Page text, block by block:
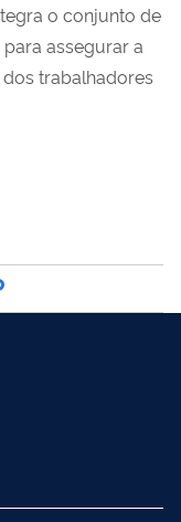
o conjunto de
assegurar a
trabalhadores
Facebook
por Twitter
porpor
link para Copiar